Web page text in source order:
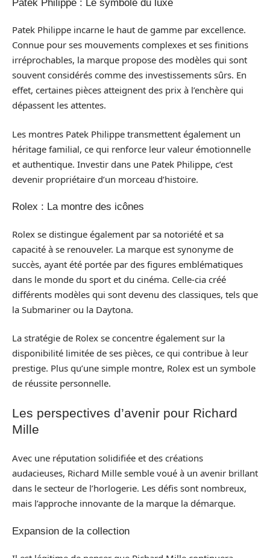
Patek Philippe : Le symbole du luxe
Patek Philippe incarne le haut de gamme par excellence.
Connue pour ses mouvements complexes et ses finitions
irréprochables, la marque propose des modèles qui sont
souvent considérés comme des investissements sûrs. En
effet, certaines pièces atteignent des prix à l’enchère qui
dépassent les attentes.
Les montres Patek Philippe transmettent également un
héritage familial, ce qui renforce leur valeur émotionnelle
et authentique. Investir dans une Patek Philippe, c’est
devenir propriétaire d’un morceau d’histoire.
Rolex : La montre des icônes
Rolex se distingue également par sa notoriété et sa
capacité à se renouveler. La marque est synonyme de
succès, ayant été portée par des figures emblématiques
dans le monde du sport et du cinéma. Celle-cia créé
différents modèles qui sont devenu des classiques, tels que
la Submariner ou la Daytona.
La stratégie de Rolex se concentre également sur la
disponibilité limitée de ses pièces, ce qui contribue à leur
prestige. Plus qu’une simple montre, Rolex est un symbole
de réussite personnelle.
Les perspectives d’avenir pour Richard
Mille
Avec une réputation solidifiée et des créations
audacieuses, Richard Mille semble voué à un avenir brillant
dans le secteur de l’horlogerie. Les défis sont nombreux,
mais l’approche innovante de la marque la démarque.
Expansion de la collection